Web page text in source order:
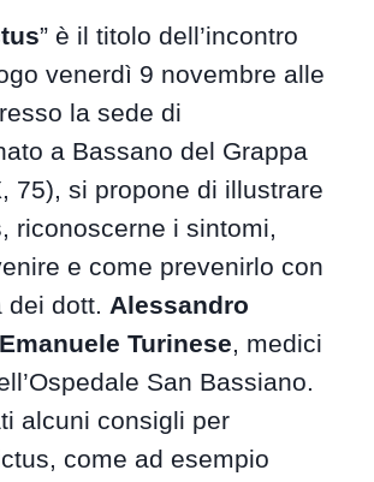
” è il titolo dell’incontro
venerdì 9 novembre alle
la sede di
a Bassano del Grappa
75), si propone di illustrare
riconoscerne i sintomi,
e come prevenirlo con
dei dott. Alessandro
Emanuele Turinese, medici
San Bassiano.
alcuni consigli per
come ad esempio